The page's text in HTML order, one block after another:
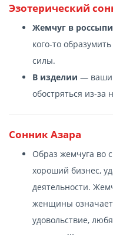
Эзотерический
Жемчуг в
кого-то
силы.
В изделии — ваши
обостряться из-за
Сонник Азара
Образ жемчуга во
хороший бизнес,
деятельности.
женщины означает
удовольствие,